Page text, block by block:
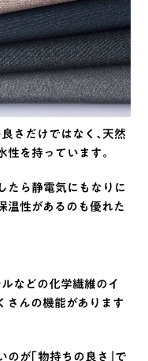
さだけではなく、天然
性を持っています。
たら静電気にもなりに
温性があるのも優れた
などの化学繊維のイ
さんの機能があります
が「物持ちの良さ」で